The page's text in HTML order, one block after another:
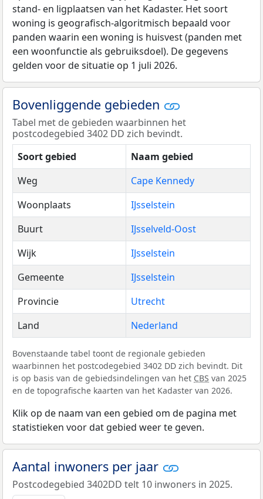
stand- en ligplaatsen van het Kadaster. Het soort
woning is geografisch-algoritmisch bepaald voor
panden waarin een woning is huisvest (panden met
een woonfunctie als gebruiksdoel). De gegevens
gelden voor de situatie op 1 juli 2026.
Bovenliggende gebieden
Tabel met de gebieden waarbinnen het
postcodegebied 3402 DD zich bevindt.
Soort gebied
Naam gebied
Weg
Cape Kennedy
Woonplaats
IJsselstein
Buurt
IJsselveld-Oost
Wijk
IJsselstein
Gemeente
IJsselstein
Provincie
Utrecht
Land
Nederland
Bovenstaande tabel toont de regionale gebieden
waarbinnen het postcodegebied 3402 DD zich bevindt. Dit
is op basis van de gebiedsindelingen van het CBS van 2025
en de topografische kaarten van het Kadaster van 2026.
Klik op de naam van een gebied om de pagina met
statistieken voor dat gebied weer te geven.
Aantal inwoners per jaar
Postcodegebied 3402DD telt 10 inwoners in 2025.